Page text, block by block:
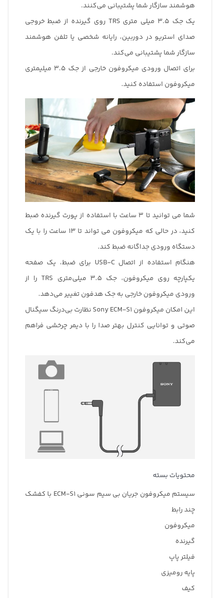
هوشمند سازگار شما پشتیبانی می‌کنند.
یک جک 3.5 میلی متری TRS روی گیرنده از ضبط خروجی
صدای استریو در دوربین، رایانه شخصی یا تلفن هوشمند
سازگار شما پشتیبانی می‌کند.
برای اتصال ورودی میکروفون خارجی از جک 3.5 میلیمتری
میکروفون استفاده کنید.
شما می توانید تا 3 ساعت با استفاده از پورت گیرنده ضبط
کنید، در حالی که میکروفون می تواند تا 13 ساعت را با یک
دستگاه ورودی جداگانه ضبط کند.
هنگام استفاده از اتصال USB-C برای ضبط، یک صفحه
یکپارچه روی میکروفون، جک 3.5 میلی‌متری TRS را از
ورودی میکروفون خارجی به جک هدفون تغییر می‌دهد.
این امکان میکروفون Sony ECM-S1 نظارت بی‌درنگ سیگنال
صوتی و توانایی کنترل بهتر صدا را با دیمر چرخشی فراهم
می‌کند.
محتویات بسته
سیستم میکروفون جریان بی سیم سونی ECM-S1 با کفشک
چند رابط
میکروفون
گیرنده
فیلتر پاپ
پایه رومیزی
کیف